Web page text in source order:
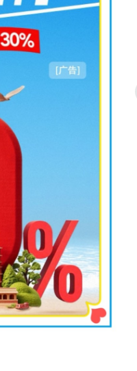
滋！
3天前
3天前
淘宝下单东方甄选鸡蛋，百亿
错过！
3天前